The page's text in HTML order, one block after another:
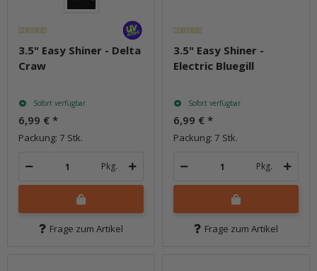
3.5" Easy Shiner - Delta
Craw
Sofort verfügbar
6,99 € *
Packung: 7 Stk.
Pkg.
Frage zum Artikel
3.5" Easy Shiner -
Electric Bluegill
Sofort verfügbar
6,99 € *
Packung: 7 Stk.
Pkg.
Frage zum Artikel